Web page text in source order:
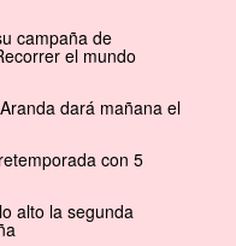
campaña de
el mundo
dará mañana el
con 5
alto la segunda